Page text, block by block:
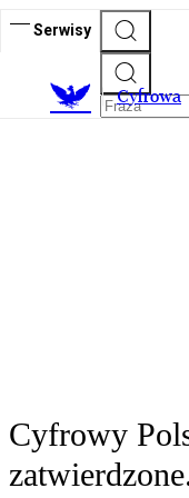
Serwisy
Cyfrowa
Cyfrowy